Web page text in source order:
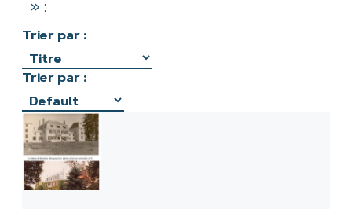
» :
Trier par :
Trier par :